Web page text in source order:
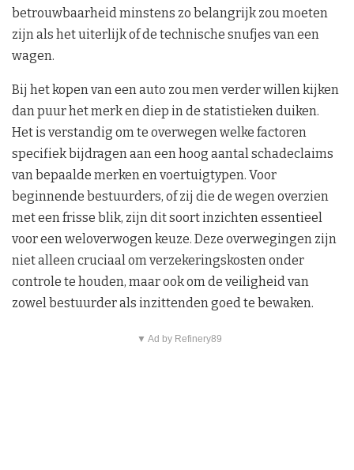
betrouwbaarheid minstens zo belangrijk zou moeten
zijn als het uiterlijk of de technische snufjes van een
wagen.
Bij het kopen van een auto zou men verder willen kijken
dan puur het merk en diep in de statistieken duiken.
Het is verstandig om te overwegen welke factoren
specifiek bijdragen aan een hoog aantal schadeclaims
van bepaalde merken en voertuigtypen. Voor
beginnende bestuurders, of zij die de wegen overzien
met een frisse blik, zijn dit soort inzichten essentieel
voor een weloverwogen keuze. Deze overwegingen zijn
niet alleen cruciaal om verzekeringskosten onder
controle te houden, maar ook om de veiligheid van
zowel bestuurder als inzittenden goed te bewaken.
▼ Ad by Refinery89